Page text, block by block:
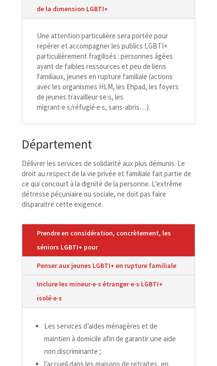
de la dimension LGBTI+
Une attention particulière sera portée pour
repérer et accompagner les publics LGBTI+
particulièrement fragilisés : personnes âgées
ayant de faibles ressources et peu de liens
familiaux, jeunes en rupture familiale (actions
avec les organismes HLM, les Ehpad, les foyers
de jeunes travailleur·se·s, les
migrant·e·s/réfugié·e·s, sans-abris…).
Département
Délivrer les services de solidarité aux plus démunis. Le
droit au respect de la vie privée et familiale fait partie de
ce qui concourt à la dignité de la personne. L’extrême
détresse pécuniaire ou sociale, ne doit pas faire
disparaitre cette exigence.
Prendre en considération, concrètement, les
séniors LGBTI+ pour
Penser aux jeunes LGBTI+ en rupture familiale
Inclure les mineur·e·s étranger·e·s LGBTI+
isolé·e·s
Les services d’aides ménagères et de
maintien à domicile afin de garantir une aide
non discriminante ;
l’accueil dans les maisons de retraites, en